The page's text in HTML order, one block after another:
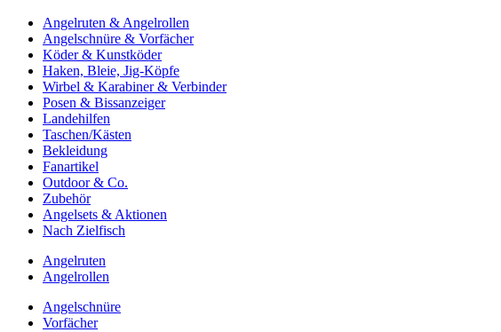
Angelruten & Angelrollen
Angelschnüre & Vorfächer
Köder & Kunstköder
Haken, Bleie, Jig-Köpfe
Wirbel & Karabiner & Verbinder
Posen & Bissanzeiger
Landehilfen
Taschen/Kästen
Bekleidung
Fanartikel
Outdoor & Co.
Zubehör
Angelsets & Aktionen
Nach Zielfisch
Angelruten
Angelrollen
Angelschnüre
Vorfächer